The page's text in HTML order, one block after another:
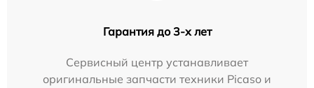
Гарантия до 3-х лет
Сервисный центр устанавливает
оригинальные запчасти техники Picaso и